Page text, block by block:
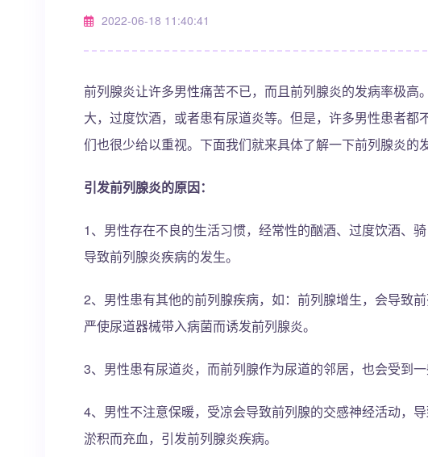
2022-06-18 11:40:41
前列腺炎让许多男性痛苦不已，而且前列腺炎的发病率极
大，过度饮酒，或者患有尿道炎等。但是，许多男性患者
们也很少给以重视。下面我们就来具体了解一下前列腺炎的
引发前列腺炎的原因：
1、男性存在不良的生活习惯，经常性的酗酒、过度饮酒、
导致前列腺炎疾病的发生。
2、男性患有其他的前列腺疾病，如：前列腺增生，会导致
严使尿道器械带入病菌而诱发前列腺炎。
3、男性患有尿道炎，而前列腺作为尿道的邻居，也会受到
4、男性不注意保暖，受凉会导致前列腺的交感神经活动，
淤积而充血，引发前列腺炎疾病。